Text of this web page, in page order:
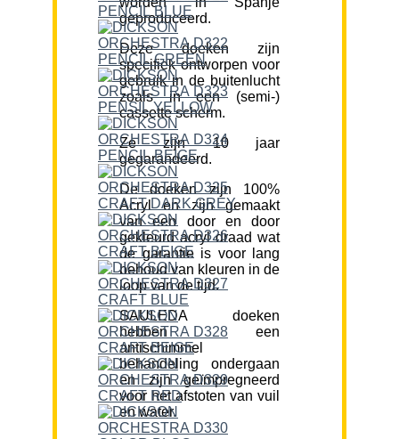
geproduceerd.
Deze doeken zijn
specifiek ontworpen voor
gebruik in de buitenlucht
zoals in een (semi-)
cassette scherm.
Ze zijn 10 jaar
gegarandeerd.
De doeken zijn 100%
Acryl en zijn gemaakt
van een door en door
gekleurd acryl draad wat
de garantie is voor lang
behoud van kleuren in de
loop van de tijd.
SAULEDA doeken
hebben een
antischimmel
behandeling ondergaan
en zijn geïmpregneerd
voor het afstoten van vuil
en water.